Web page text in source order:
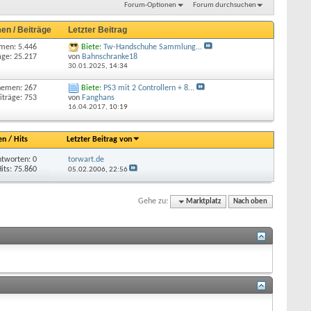
Forum-Optionen Forum durchsuchen
/ Beiträge Letzter Beitrag
5.446
25.217
Biete: Tw-Handschuhe Sammlung...
von Bahnschranke18
30.01.2025, 14:34
267
753
Biete: PS3 mit 2 Controllern + 8...
von Fanghans
16.04.2017, 10:19
/ Hits Letzter Beitrag von
0
75.860
torwart.de
05.02.2006, 22:56
Gehe zu: Marktplatz Nach oben